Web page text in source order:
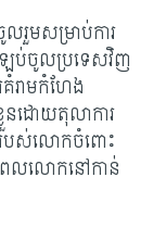
រួមសម្រាប់ការ
ឡប់ចូលប្រទេសវិញ
រាមកំហែង
នដោយតុលាការ​
បស់លោកចំពោះ
លលោកនៅកាន់